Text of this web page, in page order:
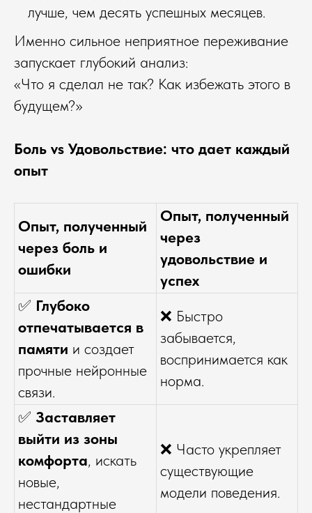
лучше, чем десять успешных месяцев.
Именно сильное неприятное переживание
запускает глубокий анализ:
«Что я сделал не так? Как избежать этого в
будущем?»
Боль vs Удовольствие: что дает каждый
опыт
Опыт, полученный
через боль и
ошибки
Опыт, полученный
через
удовольствие и
успех
✅ Глубоко
отпечатывается в
памяти и создает
прочные нейронные
связи.
❌ Быстро
забывается,
воспринимается как
норма.
✅ Заставляет
выйти из зоны
комфорта, искать
новые,
нестандартные
❌ Часто укрепляет
существующие
модели поведения.